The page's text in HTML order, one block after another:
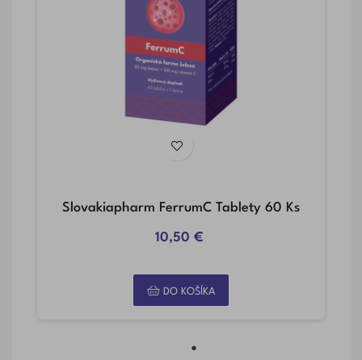
Slovakiapharm FerrumC Tablety 60 Ks
10,50 €
DO KOŠÍKA